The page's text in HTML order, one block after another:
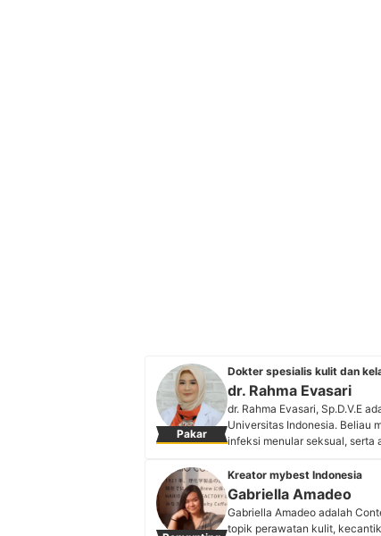
Pakar
Dokter spesialis kulit dan
dr. Rahma Evasari
dr. Rahma Evasari, Sp.D.V.E
Universitas Indonesia. Beliau
infeksi menular seksual, serta
berbagi edukasi berupa tips
Selain dunia medis, dr.
Profil dr. Rahma Evasari
Kreator mybest Indonesia
Gabriella Amadeo
Gabriella Amadeo adalah
topik perawatan kulit,